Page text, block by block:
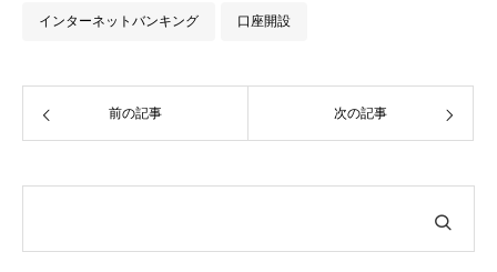
インターネットバンキング 口座開設
前の記事 次の記事